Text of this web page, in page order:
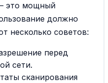
это мощный
должно
несколько советов:
перед
сети.
сканирования